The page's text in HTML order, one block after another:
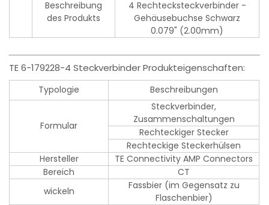
Beschreibung
des Produkts
4 Rechtecksteckverbinder -
Gehäusebuchse Schwarz
0.079" (2.00mm)
TE 6-179228-4 Steckverbinder Produkteigenschaften:
Typologie Beschreibungen
Formular
Steckverbinder,
Zusammenschaltungen
Rechteckiger Stecker
Rechteckige Steckerhülsen
Hersteller
TE Connectivity AMP Connectors
Bereich
CT
wickeln
Fassbier (im Gegensatz zu
Flaschenbier)